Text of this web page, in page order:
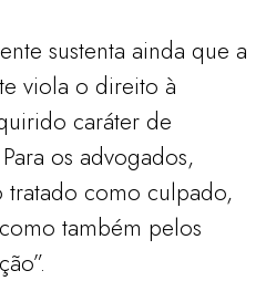
sustenta ainda que a
viola o direito à
caráter de
os advogados,
tratado como culpado,
também pelos